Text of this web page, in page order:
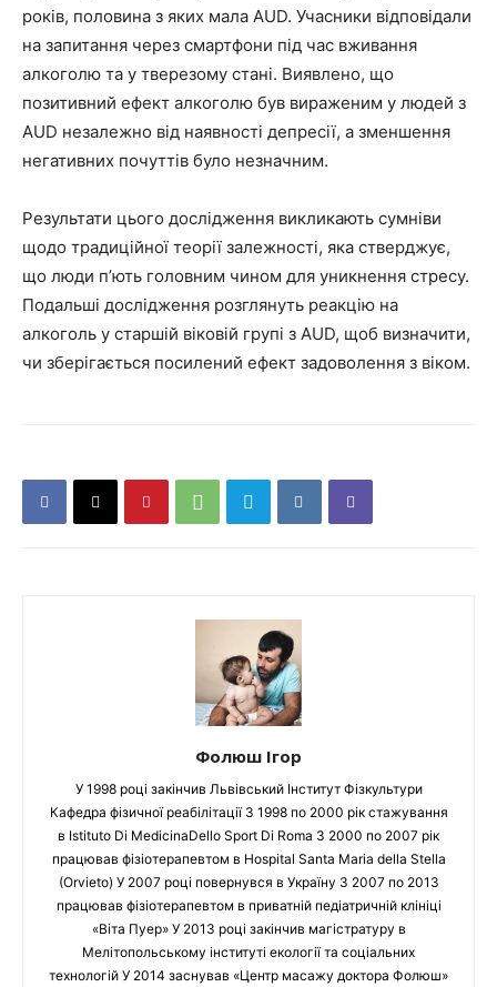
років, половина з яких мала AUD. Учасники відповідали
на запитання через смартфони під час вживання
алкоголю та у тверезому стані. Виявлено, що
позитивний ефект алкоголю був вираженим у людей з
AUD незалежно від наявності депресії, а зменшення
негативних почуттів було незначним.
Результати цього дослідження викликають сумніви
щодо традиційної теорії залежності, яка стверджує,
що люди п’ють головним чином для уникнення стресу.
Подальші дослідження розглянуть реакцію на
алкоголь у старшій віковій групі з AUD, щоб визначити,
чи зберігається посилений ефект задоволення з віком.
Фолюш Ігор
У 1998 році закінчив Львівський Інститут Фізкультури
Кафедра фізичної реабілітації З 1998 по 2000 рік стажування
в Istituto Di MedicinaDello Sport Di Roma З 2000 по 2007 рік
працював фізіотерапевтом в Hospital Santa Maria della Stella
(Orvieto) У 2007 році повернувся в Україну З 2007 по 2013
працював фізіотерапевтом в приватній педіатричній клініці
«Віта Пуер» У 2013 році закінчив магістратуру в
Мелітопольському інституті екології та соціальних
технологій У 2014 заснував «Центр масажу доктора Фолюш»